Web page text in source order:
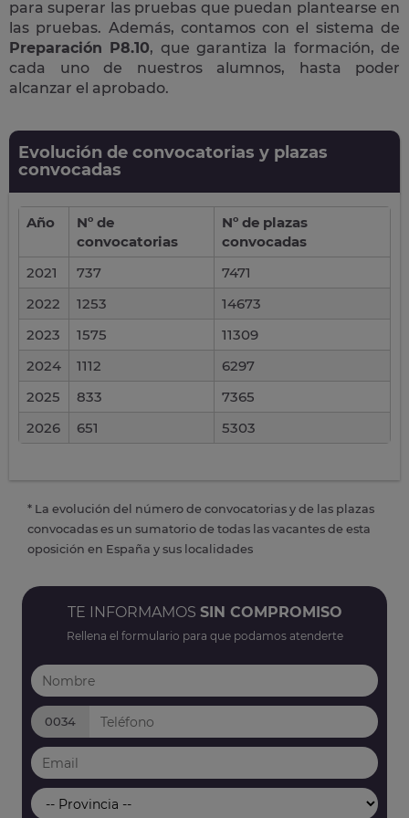
para superar las pruebas que puedan plantearse en
las pruebas. Además, contamos con el sistema de
Preparación P8.10, que garantiza la formación, de
cada uno de nuestros alumnos, hasta poder
alcanzar el aprobado.
Evolución de convocatorias y plazas
convocadas
Año
Nº de
convocatorias
Nº de plazas
convocadas
2021
737
7471
2022
1253
14673
2023
1575
11309
2024
1112
6297
2025
833
7365
2026
651 5303
* La evolución del número de convocatorias y de las plazas
convocadas es un sumatorio de todas las vacantes de esta
oposición en España y sus localidades
TE INFORMAMOS SIN COMPROMISO
Rellena el formulario para que podamos atenderte
0034